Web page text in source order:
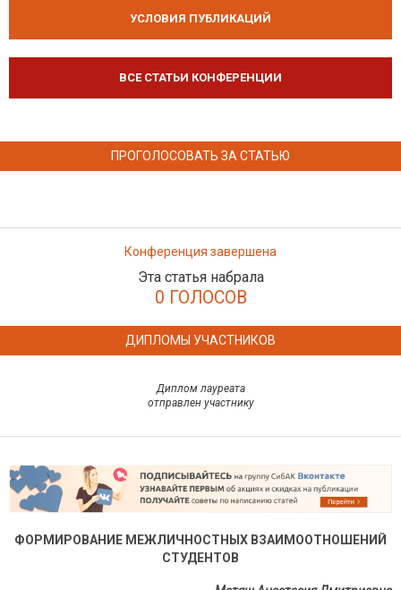
УСЛОВИЯ ПУБЛИКАЦИЙ
ВСЕ СТАТЬИ КОНФЕРЕНЦИИ
ПРОГОЛОСОВАТЬ ЗА СТАТЬЮ
Конференция завершена
Эта статья набрала
0 ГОЛОСОВ
ДИПЛОМЫ УЧАСТНИКОВ
Диплом лауреата
отправлен участнику
ФОРМИРОВАНИЕ МЕЖЛИЧНОСТНЫХ ВЗАИМООТНОШЕНИЙ
СТУДЕНТОВ